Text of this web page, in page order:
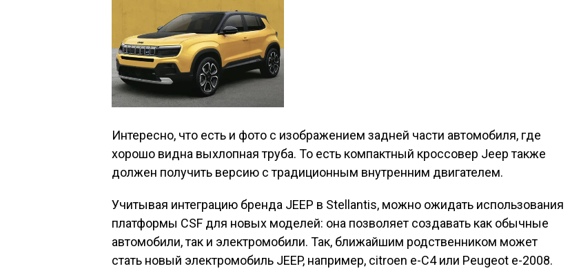
Интересно, что есть и фото с изображением задней части автомобиля, где
хорошо видна выхлопная труба. То есть компактный кроссовер Jeep также
должен получить версию с традиционным внутренним двигателем.
Учитывая интеграцию бренда JEEP в Stellantis, можно ожидать использования
платформы CSF для новых моделей: она позволяет создавать как обычные
автомобили, так и электромобили. Так, ближайшим родственником может
стать новый электромобиль JEEP, например, citroen e-C4 или Peugeot e-2008.